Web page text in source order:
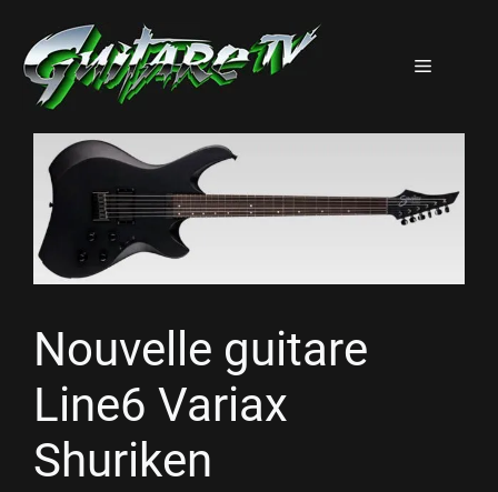
contenu
Menu
Nouvelle guitare
Line6 Variax
Shuriken